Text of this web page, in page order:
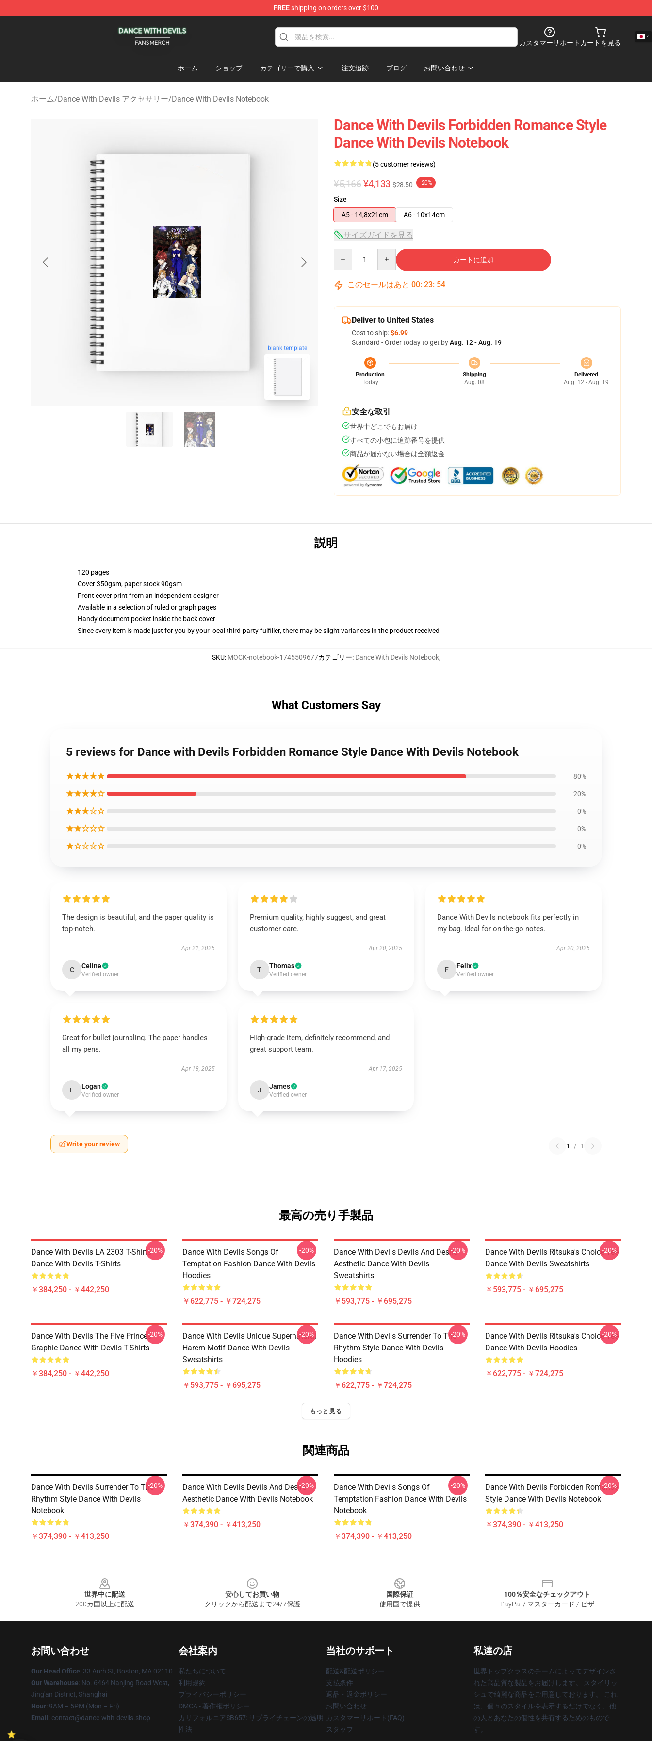
FREEshipping on orders over $100
カスタマーサポート カートを見る
ホーム ショップ カテゴリーで購入 注文追跡 ブログ お問い合わせ
ホーム/Dance With Devils アクセサリー/Dance With Devils Notebook
blank template
Dance With Devils Forbidden Romance Style
Dance With Devils Notebook
(5 customer reviews)
¥5,166 ¥4,133 $28.50 -20%
Size
A5 - 14,8x21cm
A6 - 10x14cm
サイズガイドを見る
カートに追加
このセールはあと 00: 23: 53
Deliver to United States
Cost to ship:$6.99
Standard - Order today to get byAug. 12 - Aug. 19
Production
Today
Shipping
Aug. 08
Delivered
Aug. 12 - Aug. 19
安全な取引
世界中どこでもお届け
すべての小包に追跡番号を提供
商品が届かない場合は全額返金
説明
120 pages
Cover 350gsm, paper stock 90gsm
Front cover print from an independent designer
Available in a selection of ruled or graph pages
Handy document pocket inside the back cover
Since every item is made just for you by your local third-party fulfiller, there may be slight variances in the product received
SKU: MOCK-notebook-1745509677カテゴリー: Dance With Devils Notebook,
What Customers Say
5 reviews for Dance with Devils Forbidden Romance Style Dance With Devils Notebook
★★★★★ 80%
★★★★☆ 20%
★★★☆☆ 0%
★★☆☆☆ 0%
★☆☆☆☆ 0%
The design is beautiful, and the paper quality is
top-notch.
Apr 21, 2025
C Celine
Verified owner
Premium quality, highly suggest, and great
customer care.
Apr 20, 2025
T Thomas
Verified owner
Dance With Devils notebook fits perfectly in
my bag. Ideal for on-the-go notes.
Apr 20, 2025
F Felix
Verified owner
Great for bullet journaling. The paper handles
all my pens.
Apr 18, 2025
L Logan
Verified owner
High-grade item, definitely recommend, and
great support team.
Apr 17, 2025
J James
Verified owner
Write your review 1 / 1
最高の売り手製品
Dance With Devils LA 2303 T-Shirts
Dance With Devils T-Shirts
￥384,250 - ￥442,250
-20%
Dance With Devils Songs Of
Temptation Fashion Dance With Devils
Hoodies
￥622,775 - ￥724,275
-20%
Dance With Devils Devils And Desire
Aesthetic Dance With Devils
Sweatshirts
￥593,775 - ￥695,275
-20%
Dance With Devils Ritsuka's Choice Tee
Dance With Devils Sweatshirts
￥593,775 - ￥695,275
-20%
Dance With Devils The Five Princes
Graphic Dance With Devils T-Shirts
￥384,250 - ￥442,250
-20%
Dance With Devils Unique Supernatural
Harem Motif Dance With Devils
Sweatshirts
￥593,775 - ￥695,275
-20%
Dance With Devils Surrender To The
Rhythm Style Dance With Devils
Hoodies
￥622,775 - ￥724,275
-20%
Dance With Devils Ritsuka's Choice Tee
Dance With Devils Hoodies
￥622,775 - ￥724,275
-20%
もっと見る
関連商品
Dance With Devils Surrender To The
Rhythm Style Dance With Devils
Notebook
￥374,390 - ￥413,250
-20%
Dance With Devils Devils And Desire
Aesthetic Dance With Devils Notebook
￥374,390 - ￥413,250
-20%
Dance With Devils Songs Of
Temptation Fashion Dance With Devils
Notebook
￥374,390 - ￥413,250
-20%
Dance With Devils Forbidden Romance
Style Dance With Devils Notebook
￥374,390 - ￥413,250
-20%
世界中に配送
200カ国以上に配送
安心してお買い物
クリックから配送まで24/7保護
国際保証
使用国で提供
100％安全なチェックアウト
PayPal / マスターカード / ビザ
お問い合わせ
Our Head Office: 33 Arch St, Boston, MA 02110
Our Warehouse: No. 6464 Nanjing Road West,
Jing'an District, Shanghai
Hour: 9AM – 5PM (Mon – Fri)
Email : contact@dance-with-devils.shop
会社案内
私たちについて
利用規約
プライバシーポリシー
DMCA - 著作権ポリシー
カリフォルニアSB657: サプライチェーンの透明
性法
当社のサポート
配送&配送ポリシー
支払条件
返品・返金ポリシー
お問い合わせ
カスタマーサポート(FAQ)
スタッフ
私達の店
世界トップクラスのチームによってデザインさ
れた高品質な製品をお届けします。 スタイリッ
シュで綺麗な商品をご用意しております。 これ
は、個々のスタイルを表示するだけでなく、他
の人とあなたの個性を共有するためのもので
す。